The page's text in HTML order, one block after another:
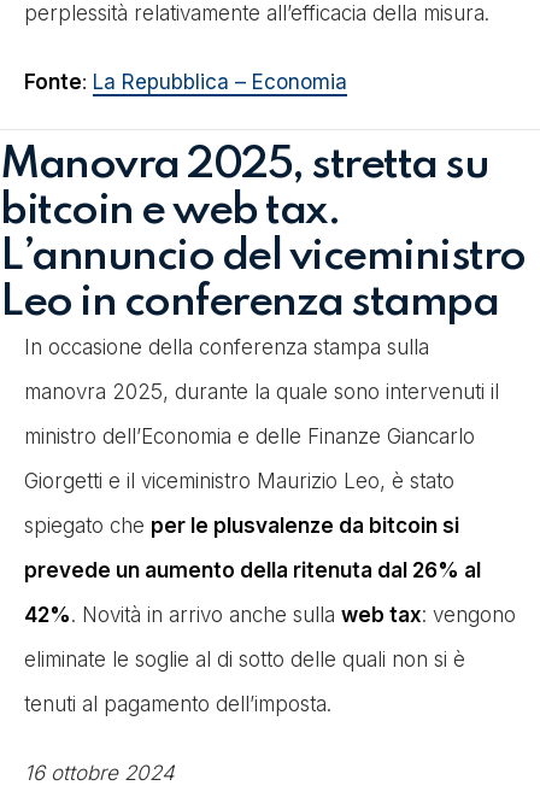
perplessità relativamente all’efficacia della misura.
Fonte: La Repubblica – Economia
Manovra 2025, stretta su
bitcoin e web tax.
L’annuncio del viceministro
Leo in conferenza stampa
In occasione della conferenza stampa sulla
manovra 2025, durante la quale sono intervenuti il
ministro dell’Economia e delle Finanze Giancarlo
Giorgetti e il viceministro Maurizio Leo, è stato
spiegato che per le plusvalenze da bitcoin si
prevede un aumento della ritenuta dal 26% al
42%. Novità in arrivo anche sulla web tax: vengono
eliminate le soglie al di sotto delle quali non si è
tenuti al pagamento dell’imposta.
16 ottobre 2024